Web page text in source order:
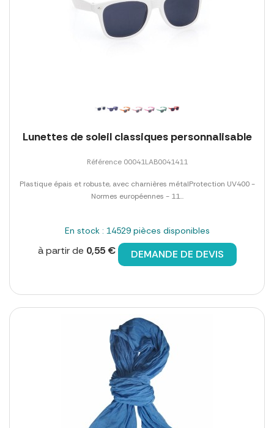
Lunettes de soleil classiques personnalisable
Référence 00041LAB0041411
Plastique épais et robuste, avec charnières métalProtection UV400 -
Normes européennes - 11...
En stock : 14529 pièces disponibles
à partir de 0,55 € DEMANDE DE DEVIS